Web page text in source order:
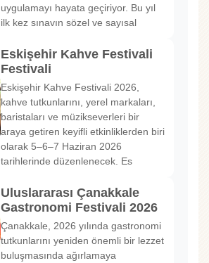
uygulamayı hayata geçiriyor. Bu yıl
ilk kez sınavın sözel ve sayısal
Eskişehir Kahve Festivali
Festivali
Eskişehir Kahve Festivali 2026,
kahve tutkunlarını, yerel markaları,
baristaları ve müzikseverleri bir
araya getiren keyifli etkinliklerden biri
olarak 5–6–7 Haziran 2026
tarihlerinde düzenlenecek. Es
Uluslararası Çanakkale
Gastronomi Festivali 2026
Çanakkale, 2026 yılında gastronomi
tutkunlarını yeniden önemli bir lezzet
buluşmasında ağırlamaya